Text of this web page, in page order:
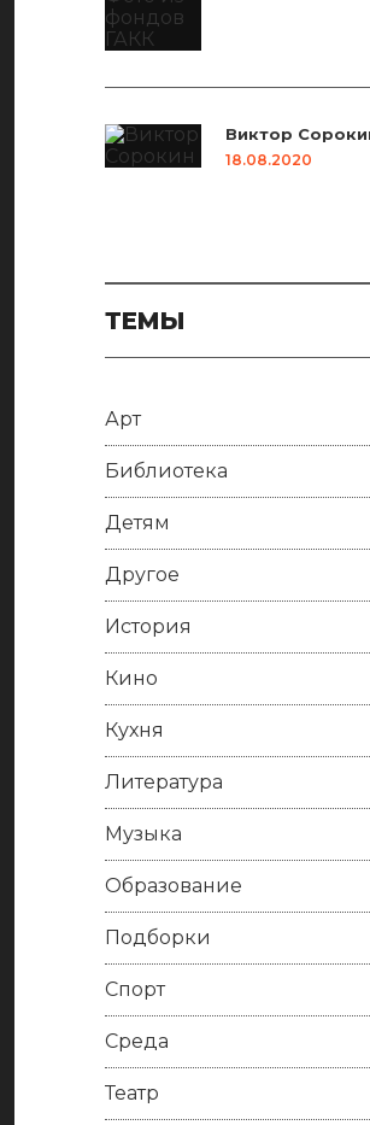
Виктор
18.08.2020
ТЕМЫ
Арт
Библиотека
Детям
Другое
История
Кино
Кухня
Литература
Музыка
Образование
Подборки
Спорт
Среда
Театр